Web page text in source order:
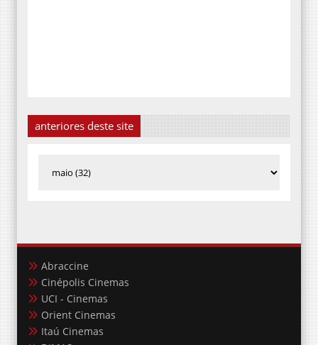
anteriores deste site
Abraccine
Cinépolis Cinemas
UCI - Cinemas
Orient Cinemas
Itaú Cinemas